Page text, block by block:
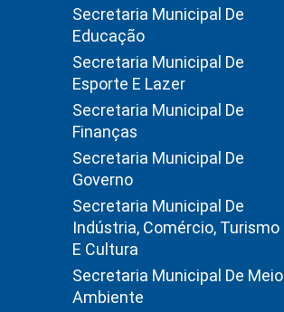
Secretaria Municipal De
Educação
Secretaria Municipal De
Esporte E Lazer
Secretaria Municipal De
Finanças
Secretaria Municipal De
Governo
Secretaria Municipal De
Indústria, Comércio, Turismo
E Cultura
Secretaria Municipal De Meio
Ambiente